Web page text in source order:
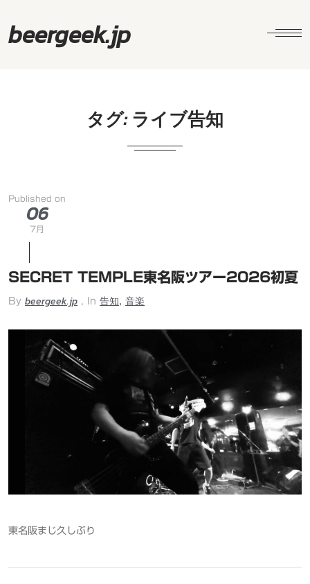
beergeek.jp
タグ:ライブ告知
Published on
06
7月
SECRET TEMPLE東名阪ツアー2026初夏
By beergeek.jp , In 告知 音楽
東名阪まじ久しぶり